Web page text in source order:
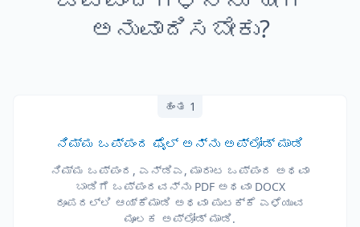
ಅನುವಾದಿಸಬೇಕು?
ಹಂತ 1
ನಿಮ್ಮ ಒಪ್ಪಂದ ಫೈಲ್ ಅನ್ನು ಅಪ್‌ಲೋಡ್ ಮಾಡಿ
ನಿಮ್ಮ ಒಪ್ಪಂದ, ಎನ್‌ಡಿಎ, ಮಾರಾಟ ಒಪ್ಪಂದ ಅಥವಾ
ಬಾಡಿಗೆ ಒಪ್ಪಂದವನ್ನು PDF ಅಥವಾ DOCX
ರೂಪದಲ್ಲಿ ಆಯ್ಕೆಮಾಡಿ ಅಥವಾ ಪುಟಕ್ಕೆ ಎಳೆಯುವ
ಮೂಲಕ ಅಪ್‌ಲೋಡ್ ಮಾಡಿ.